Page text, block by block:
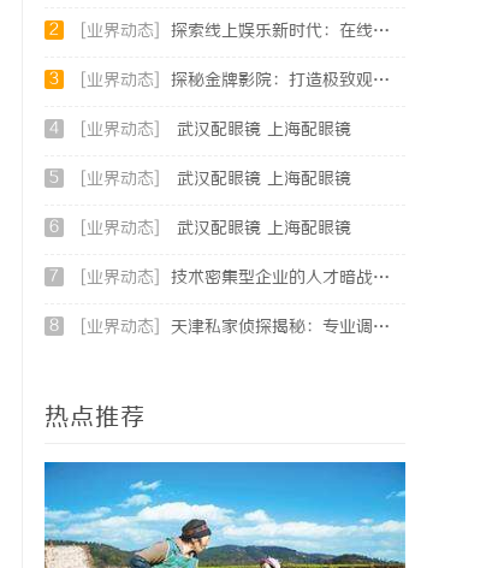
2 [业界动态] 探索线上娱乐新时代：在线影院平台的魅力与未来发展趋势
3 [业界动态] 探秘金牌影院：打造极致观影体验的新时代标杆
4 [业界动态] 武汉配眼镜 上海配眼镜
5 [业界动态] 武汉配眼镜 上海配眼镜
6 [业界动态] 武汉配眼镜 上海配眼镜
7 [业界动态] 技术密集型企业的人才暗战：北京商业秘密律师如何守住“人带技术走”的底线
8 [业界动态] 天津私家侦探揭秘：专业调查服务与行业现状详细解析
热点推荐